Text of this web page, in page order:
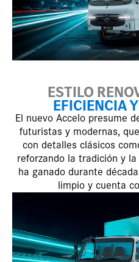
ESTILO
EFICIENCIA
El nuevo Accelo presume
futuristas y modernas,
con detalles clásicos
reforzando la tradición y
ha ganado durante
limpio y cuenta